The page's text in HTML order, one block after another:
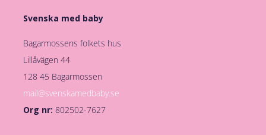
Svenska med baby
Bagarmossens folkets hus
Lillåvägen 44
128 45 Bagarmossen
mail@svenskamedbaby.se
Org nr: 802502-7627